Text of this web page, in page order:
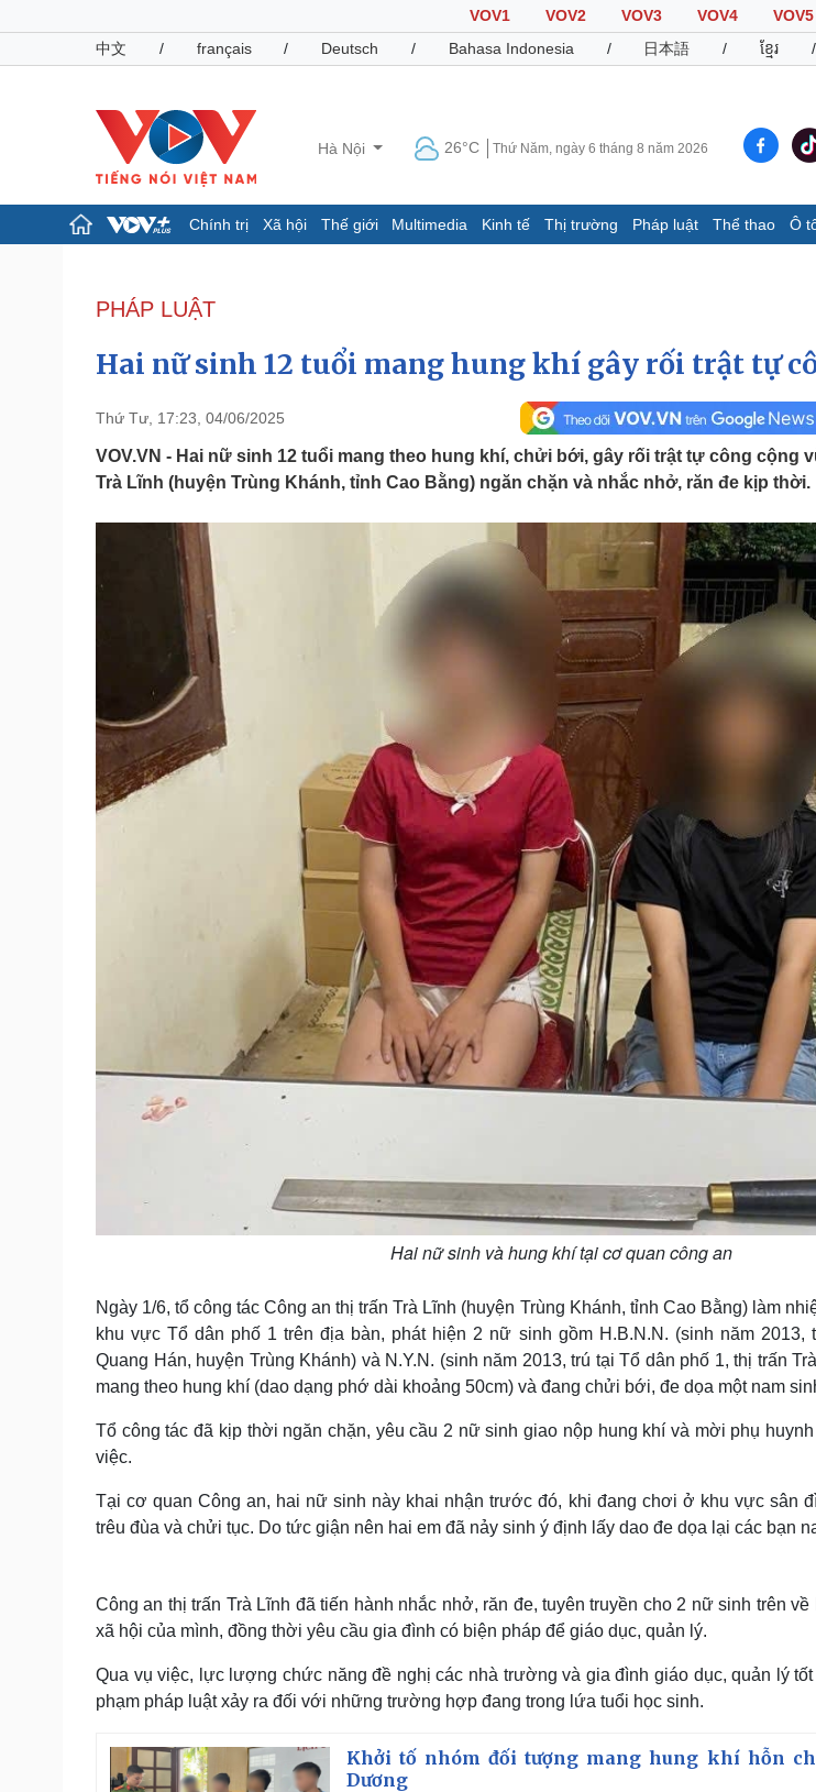
VOV1 VOV2 VOV3 VOV4 VOV5
中文
/ français / Deutsch / Bahasa Indonesia / 日本語 / ខ្មែរ /
Hà Nội 26°C Thứ Năm, ngày 6 tháng 8 năm 2026
Chính trị Xã hội Thế giới Multimedia Kinh tế Thị trường Pháp luật Thể thao Ô
Đảng
Tổ chức nhân sự
Nhận diện sự thật
Giáo dục
Dấu ấn VOV
Pháp luật
Vụ án
Tư vấn luật
Quân sự - Quốc phòng
Vũ khí
Phân tích
Thể thao
Bóng đá
Thế giới thể thao
eSports
Hậu trường
Ô tô -
Ô tô
Tư vấn
Dinh dưỡng - món ngon
Sản phụ khoa
Nhi khoa
Nam khoa
Làm đẹp - giảm cân
Phòng mạch online
Ăn sạch sống khỏe
Đời sống
Văn hóa
Sân khấu - Điện ảnh
Văn học
Di sản
Giải trí
Thời
Sao Việt
PHÁP LUẬT
Hai nữ sinh 12 tuổi mang hung khí gây rối trật tự
Thứ Tư, 17:23, 04/06/2025
VOV.VN - Hai nữ sinh 12 tuổi mang theo hung khí, chửi bới, gây rối trật tự công cộng
Trà Lĩnh (huyện Trùng Khánh, tỉnh Cao Bằng) ngăn chặn và nhắc nhở, răn đe kịp thời.
Hai nữ sinh và hung khí tại cơ quan công an
Ngày 1/6, tổ công tác Công an thị trấn Trà Lĩnh (huyện Trùng Khánh, tỉnh Cao Bằng) làm
khu vực Tổ dân phố 1 trên địa bàn, phát hiện 2 nữ sinh gồm H.B.N.N. (sinh năm 2013,
Quang Hán, huyện Trùng Khánh) và N.Y.N. (sinh năm 2013, trú tại Tổ dân phố 1, thị trấn
mang theo hung khí (dao dạng phớ dài khoảng 50cm) và đang chửi bới, đe dọa một nam
Tổ công tác đã kịp thời ngăn chặn, yêu cầu 2 nữ sinh giao nộp hung khí và mời phụ
việc.
Tại cơ quan Công an, hai nữ sinh này khai nhận trước đó, khi đang chơi ở khu vực sân
trêu đùa và chửi tục. Do tức giận nên hai em đã nảy sinh ý định lấy dao đe dọa lại các bạn
Công an thị trấn Trà Lĩnh đã tiến hành nhắc nhở, răn đe, tuyên truyền cho 2 nữ sinh trên
xã hội của mình, đồng thời yêu cầu gia đình có biện pháp để giáo dục, quản lý.
Qua vụ việc, lực lượng chức năng đề nghị các nhà trường và gia đình giáo dục, quản lý
phạm pháp luật xảy ra đối với những trường hợp đang trong lứa tuổi học sinh.
Khởi tố nhóm đối tượng mang hung khí hỗn
Dương